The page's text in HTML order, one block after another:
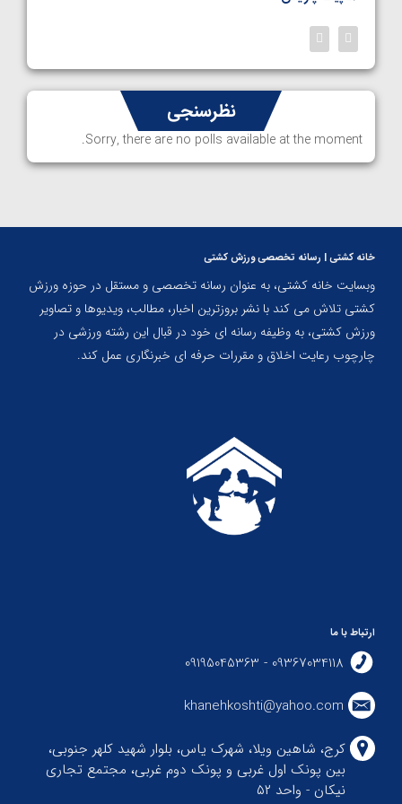
نظرسنجی
Sorry, there are no polls available at the moment.
خانه کشتی | رسانه تخصصی ورزش کشتی
وبسایت خانه کشتی، به عنوان رسانه تخصصی و مستقل در حوزه ورزش
کشتی تلاش می کند با نشر بروزترین اخبار، مطالب، ویدیوها و تصاویر
ورزش کشتی، به وظیفه رسانه ای خود در قبال این رشته ورزشی در
چارچوب رعایت اخلاق و مقررات حرفه ای خبرنگاری عمل کند.
ارتباط با ما
09367034118 - 09195045363
khanehkoshti@yahoo.com
کرج، شاهین ویلا، شهرک یاس، بلوار شهید کلهر جنوبی،
بین پونک اول غربی و پونک دوم غربی، مجتمع تجاری
نیکان - واحد ۵۲